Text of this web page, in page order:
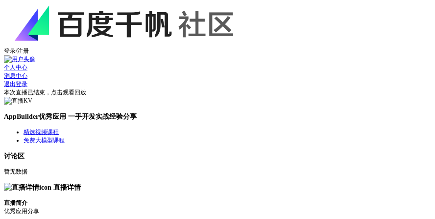
登录/注册
个人中心
消息中心
退出登录
本次直播已结束，点击观看回放
AppBuilder优秀应用 一手开发实战经验分享
精选视频课程
免费大模型课程
讨论区
暂无数据
直播详情
直播简介
优秀应用分享